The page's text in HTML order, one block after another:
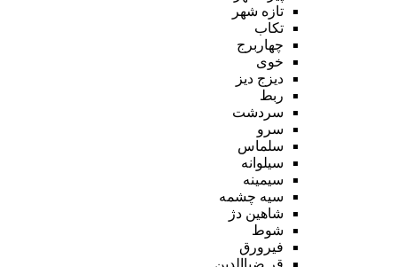
تازه شهر
تکاب
چهاربرج
خوی
دیزج دیز
ربط
سردشت
سرو
سلماس
سیلوانه
سیمینه
سیه چشمه
شاهین دژ
شوط
فیرورق
قر ضیاالدین